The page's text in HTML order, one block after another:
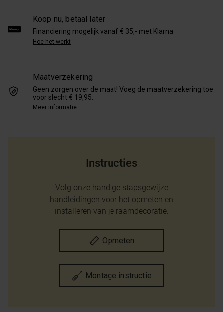
Koop nu, betaal later
Financiering mogelijk vanaf € 35,- met Klarna
Hoe het werkt
Maatverzekering
Geen zorgen over de maat! Voeg de maatverzekering toe
voor slecht € 19,95.
Meer informatie
Instructies
Volg onze handige stapsgewijze
handleidingen voor het opmeten en
installeren van je raamdecoratie.
Opmeten
Montage instructie